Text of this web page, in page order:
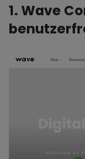
1. Wave